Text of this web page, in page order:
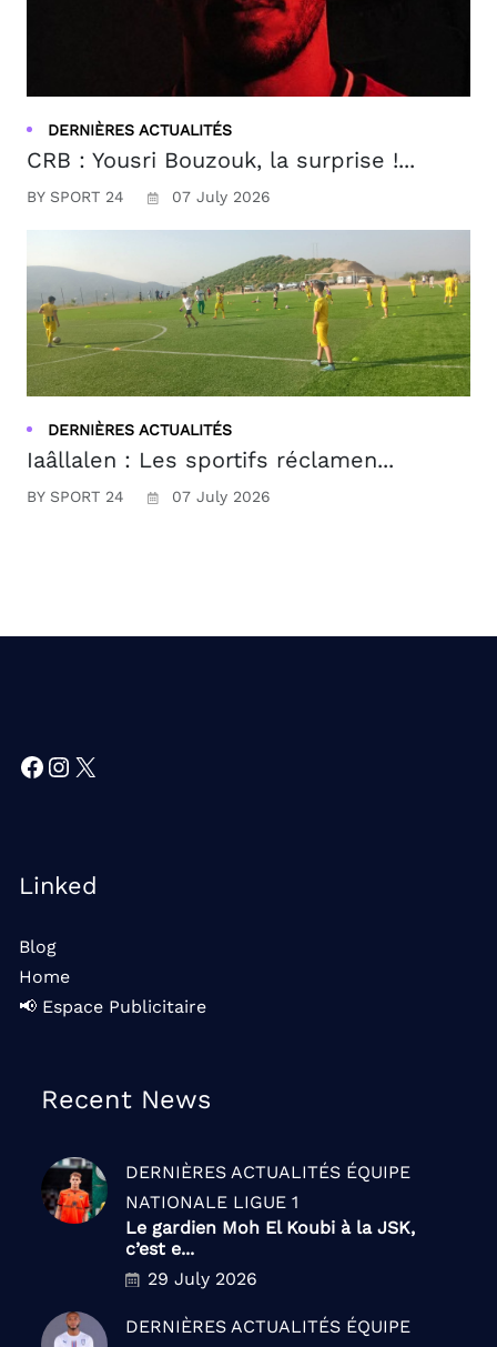
DERNIÈRES ACTUALITÉS
CRB : Yousri Bouzouk, la surprise !...
BY SPORT 24 07 July 2026
DERNIÈRES ACTUALITÉS
Iaâllalen : Les sportifs réclamen...
BY SPORT 24 07 July 2026
Facebook
Instagram
X
Linked
Blog
Home
📢 Espace Publicitaire
Recent News
DERNIÈRES ACTUALITÉS ÉQUIPE
NATIONALE LIGUE 1
Le gardien Moh El Koubi à la JSK,
c’est e...
29 July 2026
DERNIÈRES ACTUALITÉS ÉQUIPE